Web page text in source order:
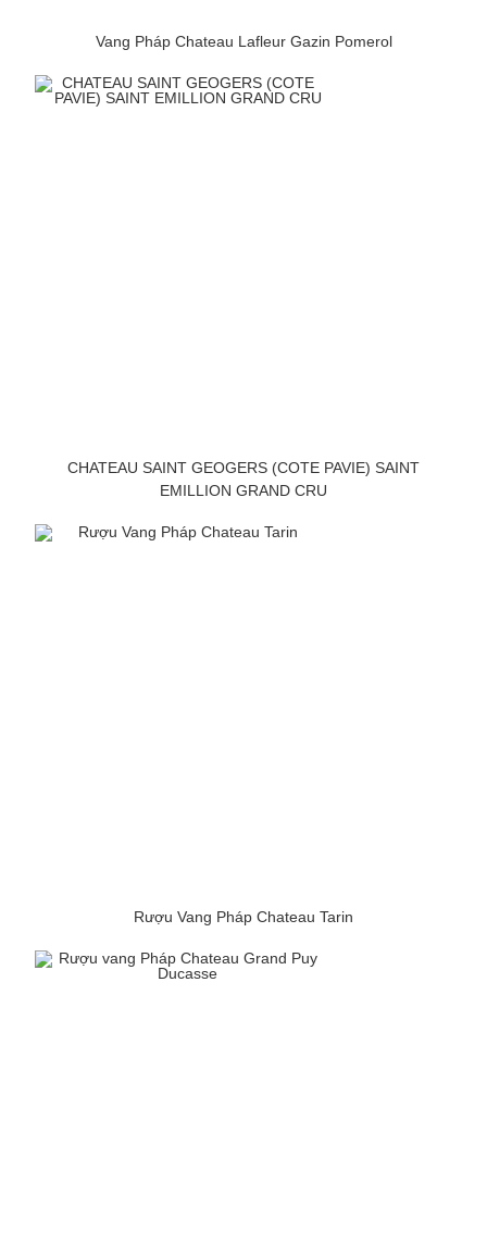
Vang Pháp Chateau Lafleur Gazin Pomerol
CHATEAU SAINT GEOGERS (COTE PAVIE) SAINT
EMILLION GRAND CRU
Rượu Vang Pháp Chateau Tarin